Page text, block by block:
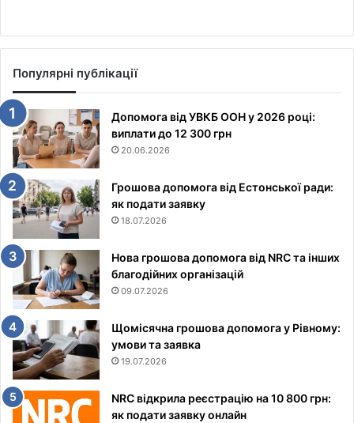
Популярні публікації
Допомога від УВКБ ООН у 2026 році:
виплати до 12 300 грн
20.06.2026
Грошова допомога від Естонської ради:
як подати заявку
18.07.2026
Нова грошова допомога від NRC та інших
благодійних організацій
09.07.2026
Щомісячна грошова допомога у Рівному:
умови та заявка
19.07.2026
NRC відкрила реєстрацію на 10 800 грн:
як подати заявку онлайн